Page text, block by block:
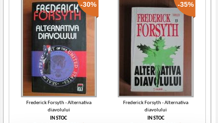
-30%
Frederick Forsyth - Alternativa
diavolului
IN STOC
-35%
Frederick Forsyth - Alternativa
diavolului
IN STOC